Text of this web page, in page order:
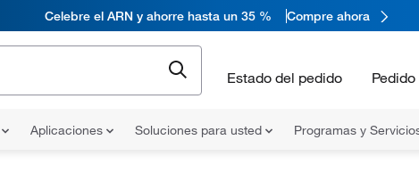
Celebre el ARN y ahorre hasta un 35 % Compre ahora
Estado del pedido
Aplicaciones Soluciones para usted Programas y